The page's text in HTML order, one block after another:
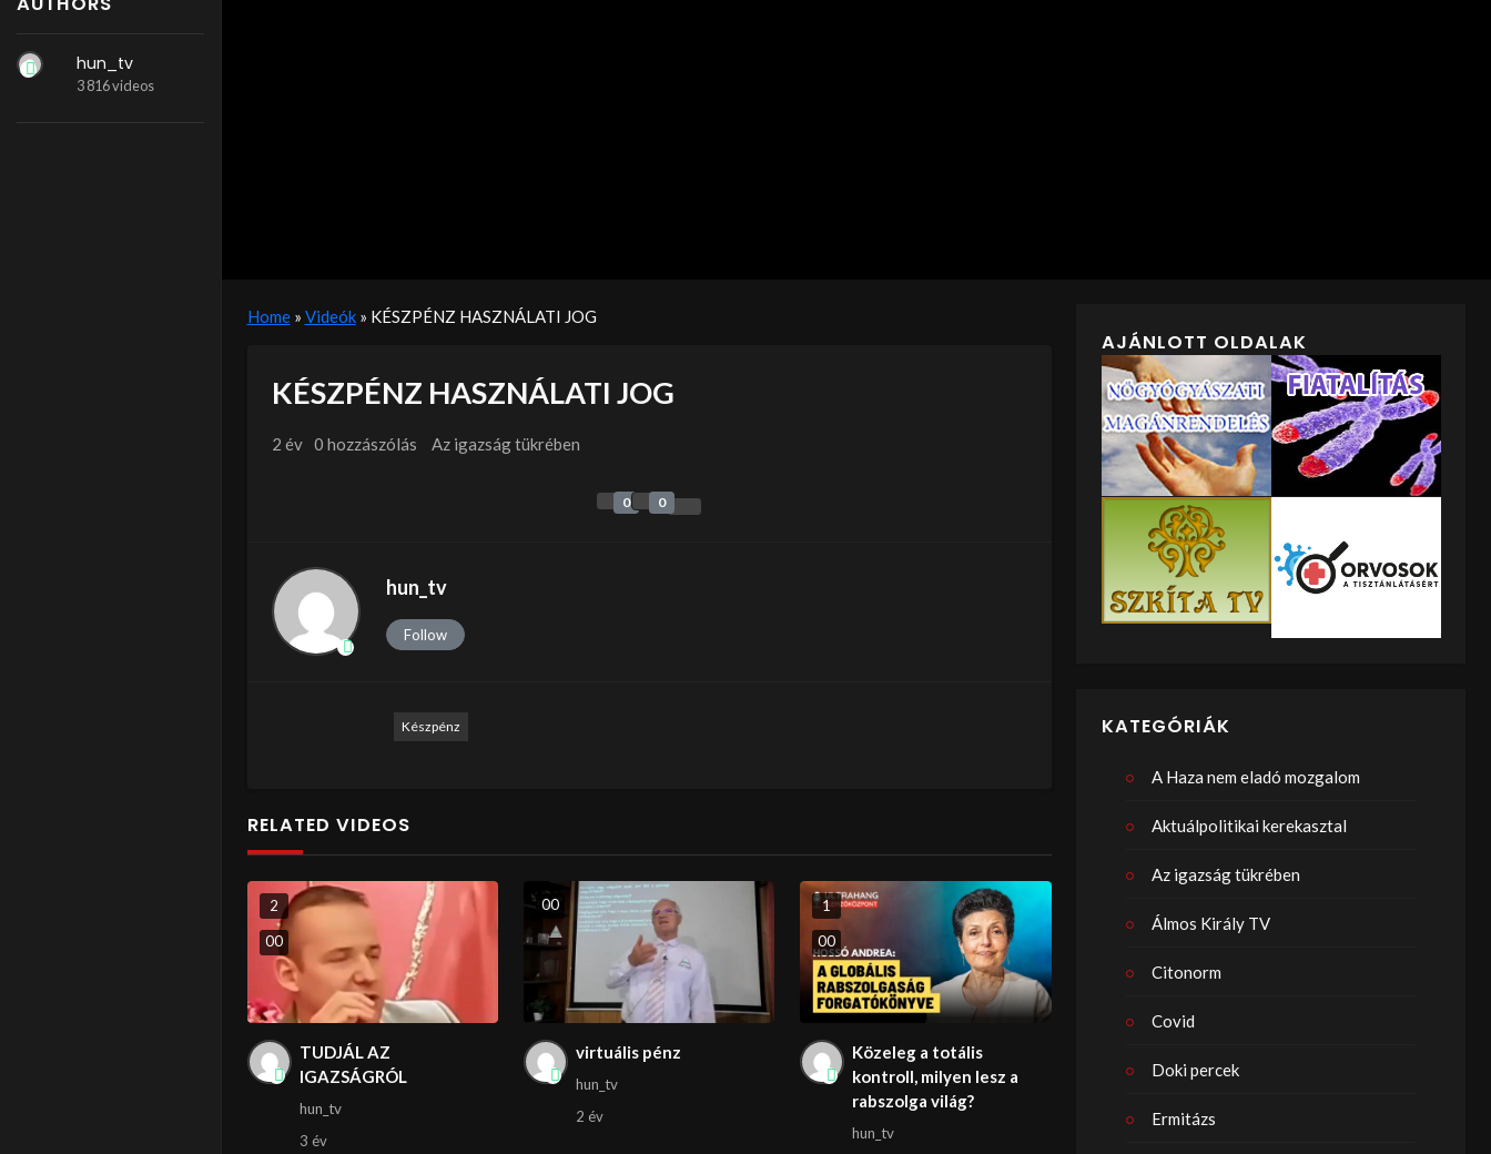
hun_tv
3 816 videos
Home» Videók» KÉSZPÉNZ HASZNÁLATI JOG
KÉSZPÉNZ HASZNÁLATI JOG
2 év 0 hozzászólás Az igazság tükrében
0 0
hun_tv
Follow
Készpénz
RELATED VIDEOS
2
00
TUDJÁL AZ
IGAZSÁGRÓL
hun_tv
3 év
00
virtuális pénz
hun_tv
2 év
1
00
Közeleg a totális
kontroll, milyen lesz a
rabszolga világ?
hun_tv
AJÁNLOTT OLDALAK
KATEGÓRIÁK
A Haza nem eladó mozgalom
Aktuálpolitikai kerekasztal
Az igazság tükrében
Álmos Király TV
Citonorm
Covid
Doki percek
Ermitázs